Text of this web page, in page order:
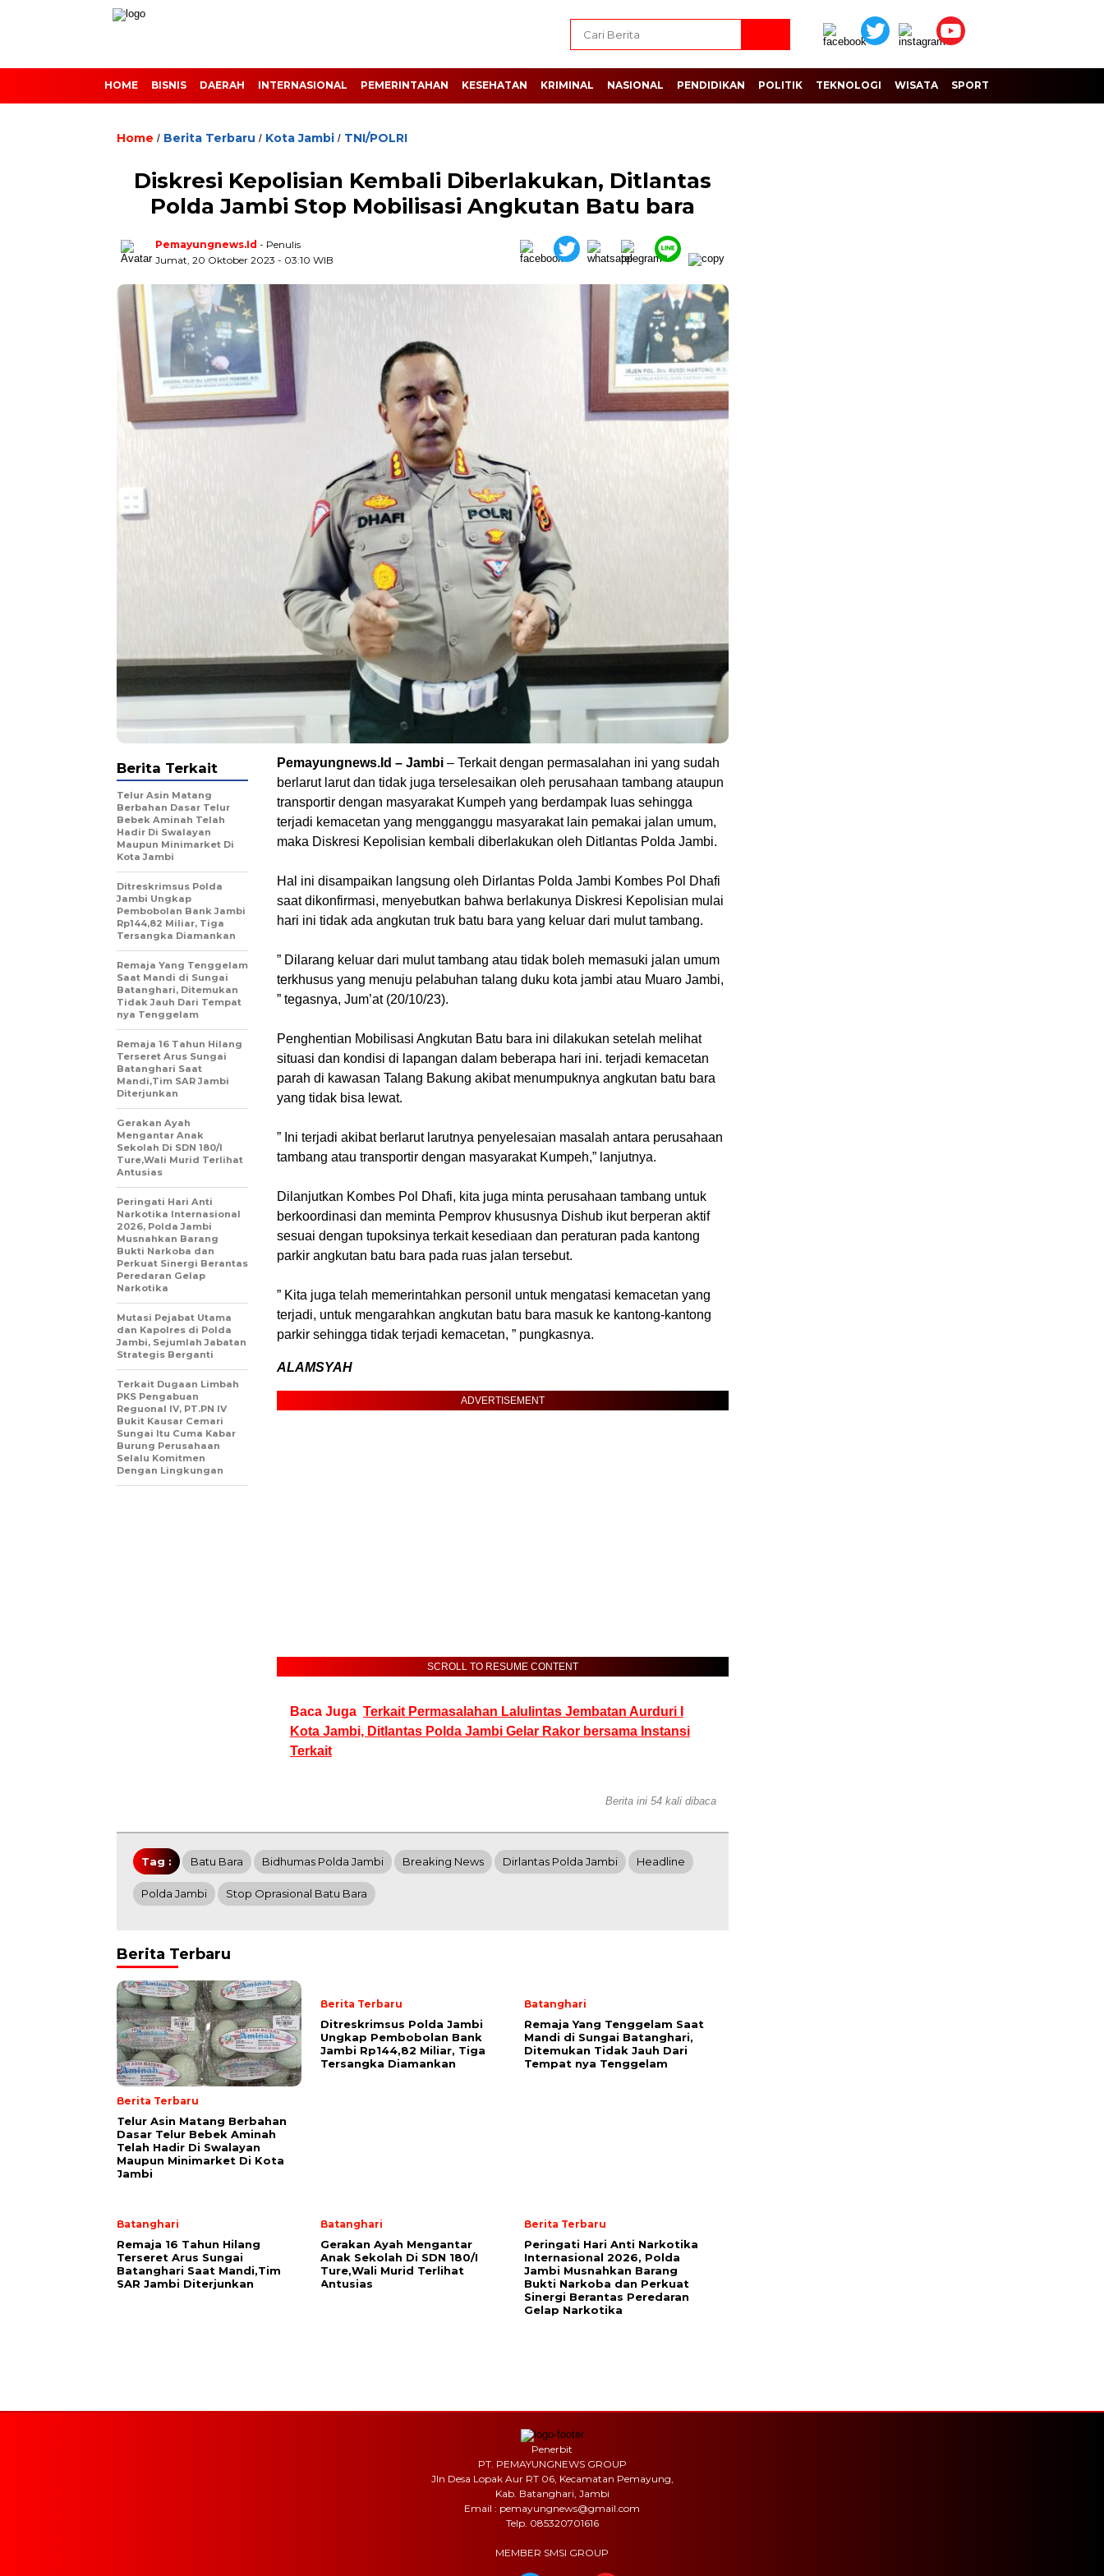
HOME BISNIS DAERAH INTERNASIONAL PEMERINTAHAN KESEHATAN KRIMINAL NASIONAL PENDIDIKAN POLITIK TEKNOLOGI WISATA SPORT
Home / Berita Terbaru / Kota Jambi / TNI/POLRI
Diskresi Kepolisian Kembali Diberlakukan, Ditlantas
Polda Jambi Stop Mobilisasi Angkutan Batu bara
Pemayungnews.id - Penulis
Jumat, 20 Oktober 2023 - 03:10 WIB
Pemayungnews.Id – Jambi – Terkait dengan permasalahan ini yang sudah
berlarut larut dan tidak juga terselesaikan oleh perusahaan tambang ataupun
transportir dengan masyarakat Kumpeh yang berdampak luas sehingga
terjadi kemacetan yang mengganggu masyarakat lain pemakai jalan umum,
maka Diskresi Kepolisian kembali diberlakukan oleh Ditlantas Polda Jambi.
Hal ini disampaikan langsung oleh Dirlantas Polda Jambi Kombes Pol Dhafi
saat dikonfirmasi, menyebutkan bahwa berlakunya Diskresi Kepolisian mulai
hari ini tidak ada angkutan truk batu bara yang keluar dari mulut tambang.
” Dilarang keluar dari mulut tambang atau tidak boleh memasuki jalan umum
terkhusus yang menuju pelabuhan talang duku kota jambi atau Muaro Jambi,
” tegasnya, Jum’at (20/10/23).
Penghentian Mobilisasi Angkutan Batu bara ini dilakukan setelah melihat
situasi dan kondisi di lapangan dalam beberapa hari ini. terjadi kemacetan
parah di kawasan Talang Bakung akibat menumpuknya angkutan batu bara
yang tidak bisa lewat.
” Ini terjadi akibat berlarut larutnya penyelesaian masalah antara perusahaan
tambang atau transportir dengan masyarakat Kumpeh,” lanjutnya.
Dilanjutkan Kombes Pol Dhafi, kita juga minta perusahaan tambang untuk
berkoordinasi dan meminta Pemprov khususnya Dishub ikut berperan aktif
sesuai dengan tupoksinya terkait kesediaan dan peraturan pada kantong
parkir angkutan batu bara pada ruas jalan tersebut.
” Kita juga telah memerintahkan personil untuk mengatasi kemacetan yang
terjadi, untuk mengarahkan angkutan batu bara masuk ke kantong-kantong
parkir sehingga tidak terjadi kemacetan, ” pungkasnya.
ALAMSYAH
ADVERTISEMENT
SCROLL TO RESUME CONTENT
Baca Juga Terkait Permasalahan Lalulintas Jembatan Aurduri I
Kota Jambi, Ditlantas Polda Jambi Gelar Rakor bersama Instansi
Terkait
Berita Terkait
Telur Asin Matang
Berbahan Dasar Telur
Bebek Aminah Telah
Hadir Di Swalayan
Maupun Minimarket Di
Kota Jambi
Ditreskrimsus Polda
Jambi Ungkap
Pembobolan Bank Jambi
Rp144,82 Miliar, Tiga
Tersangka Diamankan
Remaja Yang Tenggelam
Saat Mandi di Sungai
Batanghari, Ditemukan
Tidak Jauh Dari Tempat
nya Tenggelam
Remaja 16 Tahun Hilang
Terseret Arus Sungai
Batanghari Saat
Mandi,Tim SAR Jambi
Diterjunkan
Gerakan Ayah
Mengantar Anak
Sekolah Di SDN 180/I
Ture,Wali Murid Terlihat
Antusias
Peringati Hari Anti
Narkotika Internasional
2026, Polda Jambi
Musnahkan Barang
Bukti Narkoba dan
Perkuat Sinergi Berantas
Peredaran Gelap
Narkotika
Mutasi Pejabat Utama
dan Kapolres di Polda
Jambi, Sejumlah Jabatan
Strategis Berganti
Terkait Dugaan Limbah
PKS Pengabuan
Reguonal IV, PT.PN IV
Bukit Kausar Cemari
Sungai Itu Cuma Kabar
Burung Perusahaan
Selalu Komitmen
Dengan Lingkungan
Berita ini 54 kali dibaca
Tag : Batu Bara Bidhumas Polda Jambi Breaking News Dirlantas Polda Jambi Headline
Polda Jambi Stop Oprasional Batu Bara
Berita Terbaru
Berita Terbaru
Telur Asin Matang Berbahan
Dasar Telur Bebek Aminah
Telah Hadir Di Swalayan
Maupun Minimarket Di Kota
Jambi
Berita Terbaru
Ditreskrimsus Polda Jambi
Ungkap Pembobolan Bank
Jambi Rp144,82 Miliar, Tiga
Tersangka Diamankan
Batanghari
Remaja Yang Tenggelam Saat
Mandi di Sungai Batanghari,
Ditemukan Tidak Jauh Dari
Tempat nya Tenggelam
Batanghari
Remaja 16 Tahun Hilang
Terseret Arus Sungai
Batanghari Saat Mandi,Tim
SAR Jambi Diterjunkan
Batanghari
Gerakan Ayah Mengantar
Anak Sekolah Di SDN 180/I
Ture,Wali Murid Terlihat
Antusias
Berita Terbaru
Peringati Hari Anti Narkotika
Internasional 2026, Polda
Jambi Musnahkan Barang
Bukti Narkoba dan Perkuat
Sinergi Berantas Peredaran
Gelap Narkotika
Penerbit
PT. PEMAYUNGNEWS GROUP
Jln Desa Lopak Aur RT 06, Kecamatan Pemayung,
Kab. Batanghari, Jambi
Email : pemayungnews@gmail.com
Telp. 085320701616
MEMBER SMSI GROUP